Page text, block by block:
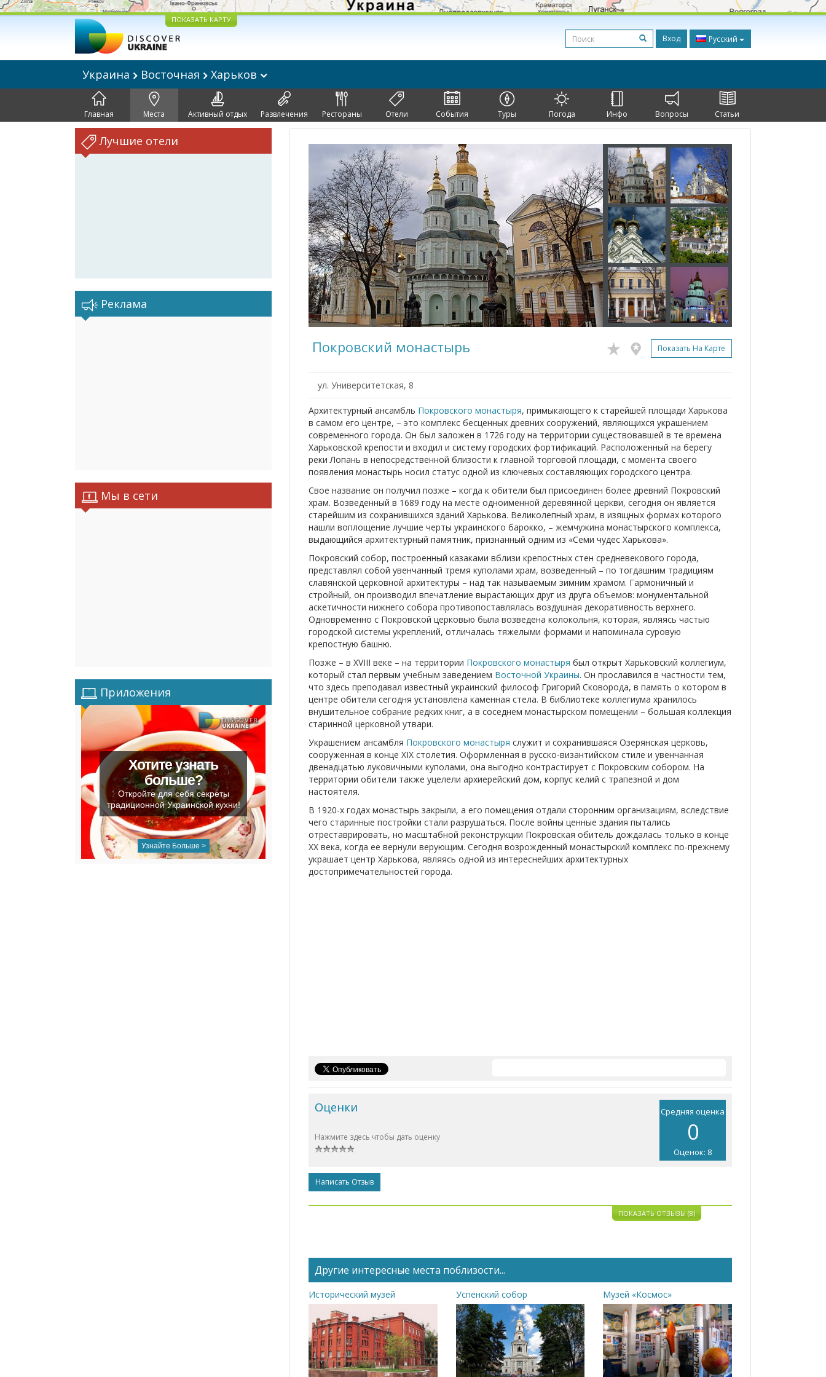
ПОКАЗАТЬ КАРТУ
Вход Русский
Украина Восточная Харьков
Главная Места Активный отдых Развлечения Рестораны Отели События Туры Погода Инфо Вопросы Статьи
Лучшие отели
Реклама
Мы в сети
Приложения
Хотите узнать
больше?
Откройте для себя секреты
традиционной Украинской кухни!
Узнайте Больше >
Покровский монастырь Показать На Карте
ул. Университетская, 8
Архитектурный ансамбль Покровского монастыря, примыкающего к старейшей площади Харькова
в самом его центре, – это комплекс бесценных древних сооружений, являющихся украшением
современного города. Он был заложен в 1726 году на территории существовавшей в те времена
Харьковской крепости и входил и систему городских фортификаций. Расположенный на берегу
реки Лопань в непосредственной близости к главной торговой площади, с момента своего
появления монастырь носил статус одной из ключевых составляющих городского центра.
Свое название он получил позже – когда к обители был присоединен более древний Покровский
храм. Возведенный в 1689 году на месте одноименной деревянной церкви, сегодня он является
старейшим из сохранившихся зданий Харькова. Великолепный храм, в изящных формах которого
нашли воплощение лучшие черты украинского барокко, – жемчужина монастырского комплекса,
выдающийся архитектурный памятник, признанный одним из «Семи чудес Харькова».
Покровский собор, построенный казаками вблизи крепостных стен средневекового города,
представлял собой увенчанный тремя куполами храм, возведенный – по тогдашним традициям
славянской церковной архитектуры – над так называемым зимним храмом. Гармоничный и
стройный, он производил впечатление вырастающих друг из друга объемов: монументальной
аскетичности нижнего собора противопоставлялась воздушная декоративность верхнего.
Одновременно с Покровской церковью была возведена колокольня, которая, являясь частью
городской системы укреплений, отличалась тяжелыми формами и напоминала суровую
крепостную башню.
Позже – в XVIII веке – на территории Покровского монастыря был открыт Харьковский коллегиум,
который стал первым учебным заведением Восточной Украины. Он прославился в частности тем,
что здесь преподавал известный украинский философ Григорий Сковорода, в память о котором в
центре обители сегодня установлена каменная стела. В библиотеке коллегиума хранилось
внушительное собрание редких книг, а в соседнем монастырском помещении – большая коллекция
старинной церковной утвари.
Украшением ансамбля Покровского монастыря служит и сохранившаяся Озерянская церковь,
сооруженная в конце XIX столетия. Оформленная в русско-византийском стиле и увенчанная
двенадцатью луковичными куполами, она выгодно контрастирует с Покровским собором. На
территории обители также уцелели архиерейский дом, корпус келий с трапезной и дом
настоятеля.
В 1920-х годах монастырь закрыли, а его помещения отдали сторонним организациям, вследствие
чего старинные постройки стали разрушаться. После войны ценные здания пытались
отреставрировать, но масштабной реконструкции Покровская обитель дождалась только в конце
ХХ века, когда ее вернули верующим. Сегодня возрожденный монастырский комплекс по-прежнему
украшает центр Харькова, являясь одной из интереснейших архитектурных
достопримечательностей города.
Средняя оценка
0
Оценок: 8
Оценки
Нажмите здесь чтобы дать оценку
Написать Отзыв
ПОКАЗАТЬ ОТЗЫВЫ (8)
Другие интересные места поблизости...
Исторический музей Успенский собор Музей «Космос»